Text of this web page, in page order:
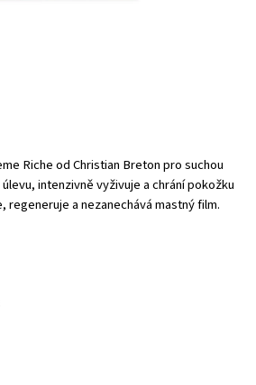
Riche od Christian Breton pro suchou
intenzivně vyživuje a chrání pokožku
regeneruje a nezanechává mastný film.